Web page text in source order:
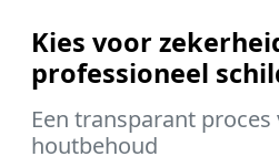
Kies voor
professioneel
Een transparant
houtbehoud